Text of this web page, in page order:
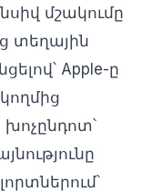
մշակումը
տեղային
Apple-ը